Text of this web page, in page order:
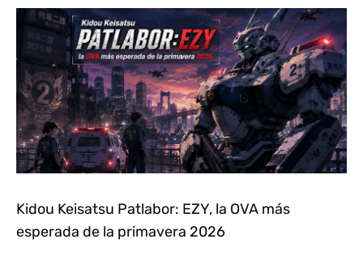
Kidou Keisatsu Patlabor: EZY, la OVA más
esperada de la primavera 2026